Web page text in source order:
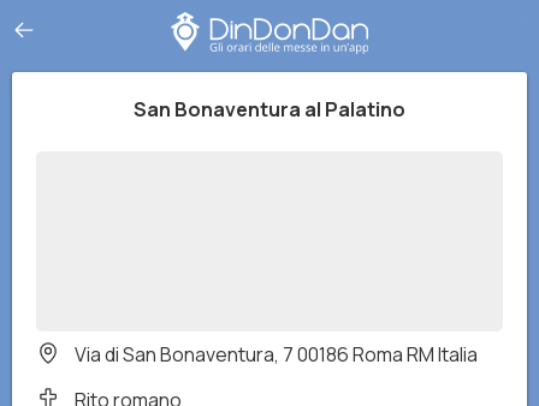
San Bonaventura al Palatino
Via di San Bonaventura, 7 00186 Roma RM Italia
Rito romano